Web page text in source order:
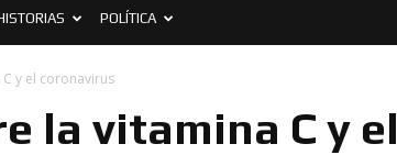
POLÍTICA
y el coronavirus
la vitamina C y el